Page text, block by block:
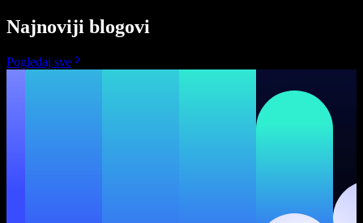
Najnoviji blogovi
Pogledaj sve